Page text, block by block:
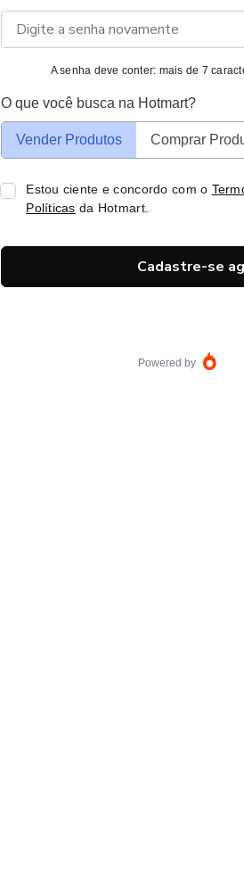
A senha deve conter: mais de 7
O que você busca na Hotmart?
Vender Produtos Comprar
Estou ciente e concordo com o
Políticas da Hotmart.
Cadastre-se
Powered by